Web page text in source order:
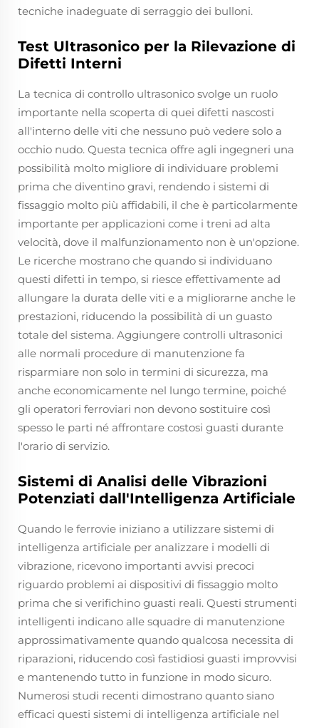
tecniche inadeguate di serraggio dei bulloni.
Test Ultrasonico per la Rilevazione di
Difetti Interni
La tecnica di controllo ultrasonico svolge un ruolo
importante nella scoperta di quei difetti nascosti
all'interno delle viti che nessuno può vedere solo a
occhio nudo. Questa tecnica offre agli ingegneri una
possibilità molto migliore di individuare problemi
prima che diventino gravi, rendendo i sistemi di
fissaggio molto più affidabili, il che è particolarmente
importante per applicazioni come i treni ad alta
velocità, dove il malfunzionamento non è un'opzione.
Le ricerche mostrano che quando si individuano
questi difetti in tempo, si riesce effettivamente ad
allungare la durata delle viti e a migliorarne anche le
prestazioni, riducendo la possibilità di un guasto
totale del sistema. Aggiungere controlli ultrasonici
alle normali procedure di manutenzione fa
risparmiare non solo in termini di sicurezza, ma
anche economicamente nel lungo termine, poiché
gli operatori ferroviari non devono sostituire così
spesso le parti né affrontare costosi guasti durante
l'orario di servizio.
Sistemi di Analisi delle Vibrazioni
Potenziati dall'Intelligenza Artificiale
Quando le ferrovie iniziano a utilizzare sistemi di
intelligenza artificiale per analizzare i modelli di
vibrazione, ricevono importanti avvisi precoci
riguardo problemi ai dispositivi di fissaggio molto
prima che si verifichino guasti reali. Questi strumenti
intelligenti indicano alle squadre di manutenzione
approssimativamente quando qualcosa necessita di
riparazioni, riducendo così fastidiosi guasti improvvisi
e mantenendo tutto in funzione in modo sicuro.
Numerosi studi recenti dimostrano quanto siano
efficaci questi sistemi di intelligenza artificiale nel